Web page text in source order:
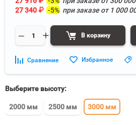
27 340 ₽ -5% при заказе от 1 000
В корзину
Сравнение Избранное
Выберите высоту:
2000 мм 2500 мм 3000 мм